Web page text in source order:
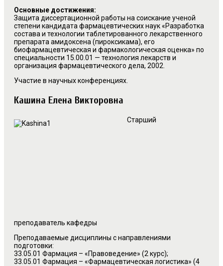
Основные достижения:
Защита диссертационной работы на соискание ученой
степени кандидата фармацевтических наук «Разработка
состава и технологии таблетированного лекарственного
препарата амидоксена (пироксикама), его
биофармацевтическая и фармакологическая оценка» по
специальности 15.00.01 — технология лекарств и
организация фармацевтического дела, 2002.
Участие в научных конференциях.
Кашина Елена Викторовна
Старший
преподаватель кафедры
Преподаваемые дисциплины с направлениями
подготовки:
33.05.01 Фармация – «Правоведение» (2 курс);
33.05.01 Фармация – «Фармацевтическая логистика» (4